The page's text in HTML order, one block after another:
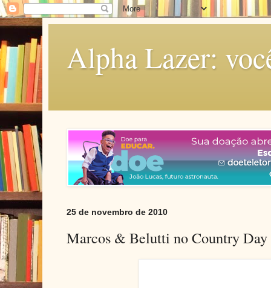
Alpha Lazer:
25 de novembro de 2010
Marcos & Belutti no Country Day